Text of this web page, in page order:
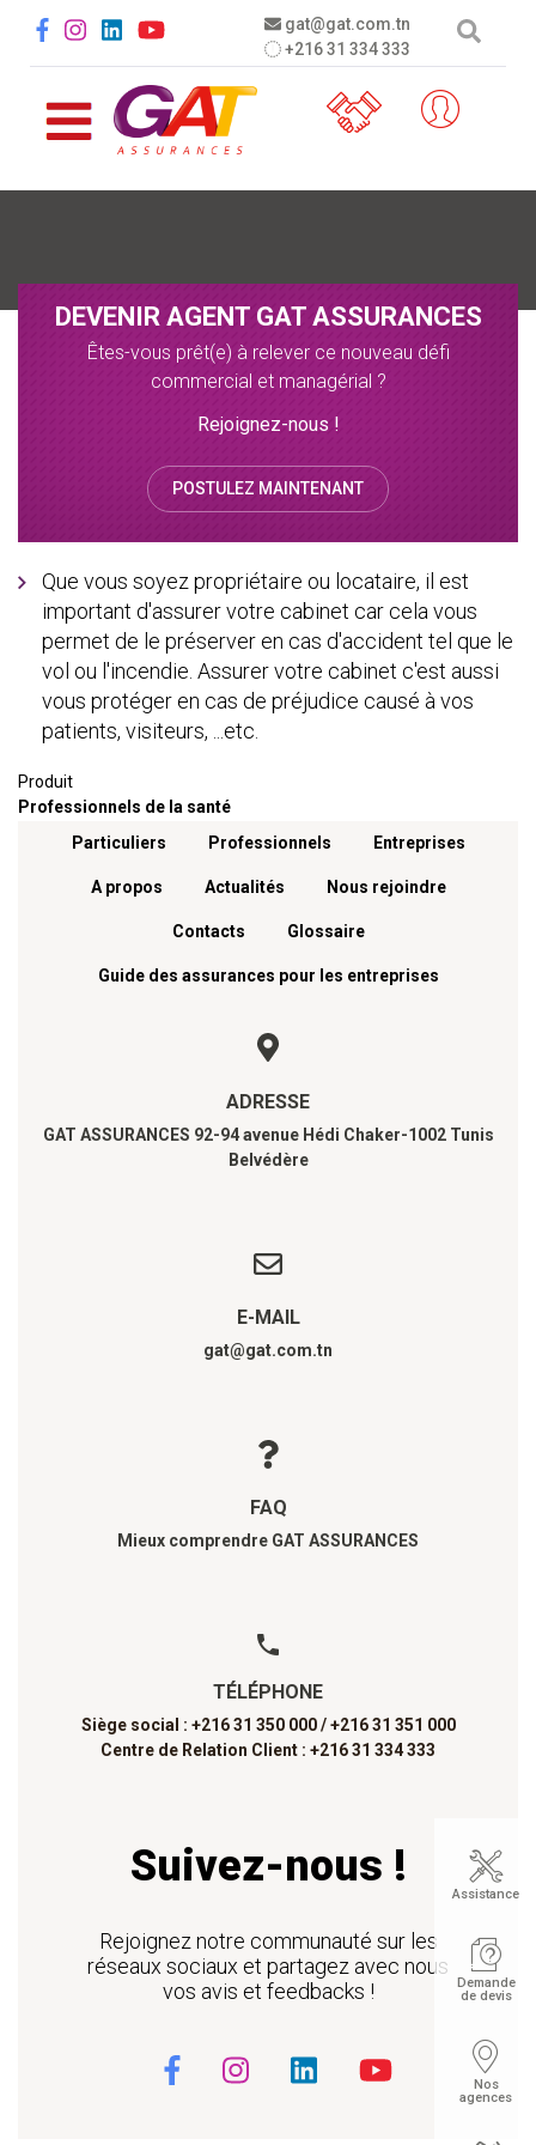
gat@gat.com.tn
+216 31 334 333
Social menu
DEVENIR AGENT GAT ASSURANCES
Êtes-vous prêt(e) à relever ce nouveau défi
commercial et managérial ?
Rejoignez-nous !
POSTULEZ MAINTENANT
Que vous soyez propriétaire ou locataire, il est
important d'assurer votre cabinet car cela vous
permet de le préserver en cas d'accident tel que le
vol ou l'incendie. Assurer votre cabinet c'est aussi
vous protéger en cas de préjudice causé à vos
patients, visiteurs, ...etc.
Produit
Professionnels de la santé
Menu footer
Particuliers Professionnels Entreprises
A propos Actualités Nous rejoindre
Contacts Glossaire
Guide des assurances pour les entreprises
ADRESSE
GAT ASSURANCES 92-94 avenue Hédi Chaker-1002 Tunis
Belvédère
E-MAIL
gat@gat.com.tn
FAQ
Mieux comprendre GAT ASSURANCES
TÉLÉPHONE
Siège social : +216 31 350 000 / +216 31 351 000
Centre de Relation Client : +216 31 334 333
Suivez-nous !
Rejoignez notre communauté sur les
réseaux sociaux et partagez avec nous
vos avis et feedbacks !
Assistance
Demande
de devis
Nos
agences